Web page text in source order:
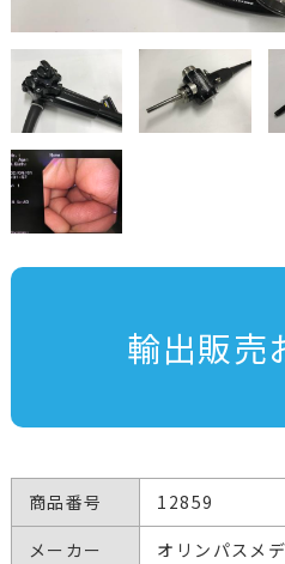
輸出販売
商品番号
12859
メーカー
オリンパスメ